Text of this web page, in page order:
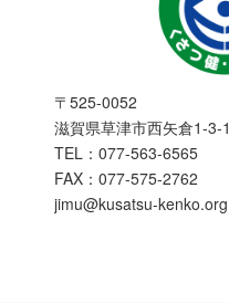
〒525-0052
滋賀県草津市西矢倉1-3-1
TEL：077-563-6565
FAX：077-575-2762
jimu@kusatsu-kenko.org